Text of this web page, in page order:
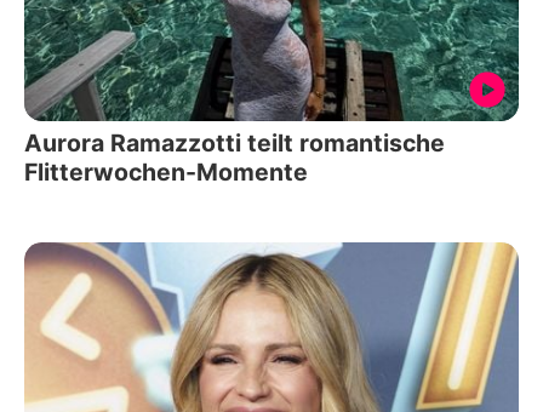
Aurora Ramazzotti teilt romantische
Flitterwochen-Momente